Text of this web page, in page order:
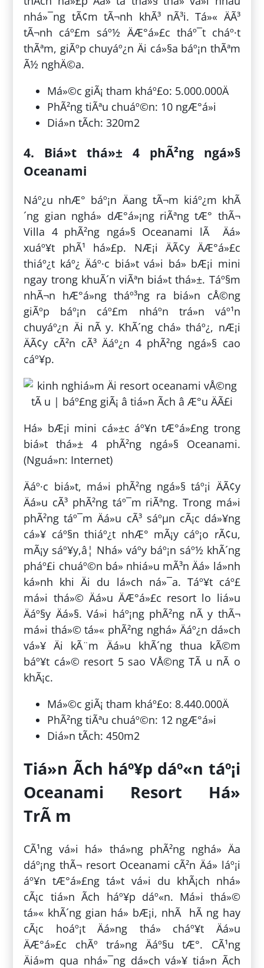
nhá»¯ng tÃ¢m tÃ¬nh khÃ³ nÃ³i. Tá»« ÄÃ³
tÃ¬nh cáº£m sáº½ ÄÆ°á»£c tháº¯t cháº·t
thÃªm, giÃºp chuyáº¿n Äi cá»§a báº¡n thÃªm
Ã½ nghÄ©a.
Má»©c giÃ¡ tham kháº£o: 5.000.000Ä
PhÃ²ng tiÃªu chuáº©n: 10 ngÆ°á»i
Diá»n tÃ­ch: 320m2
4. Biá»t thá»± 4 phÃ²ng ngá»§
Oceanami
Náº¿u nhÆ° báº¡n Äang tÃ¬m kiáº¿m khÃ
´ng gian nghá» dÆ°á»¡ng riÃªng tÆ° thÃ¬
Villa 4 phÃ²ng ngá»§ Oceanami lÃ Äá»
xuáº¥t phÃ¹ há»£p. NÆ¡i ÄÃ¢y ÄÆ°á»£c
thiáº¿t káº¿ Äáº·c biá»t vá»i bá» bÆ¡i mini
ngay trong khuÃ´n viÃªn biá»t thá»±. Táº§m
nhÃ¬n hÆ°á»ng tháº³ng ra biá»n cÅ©ng
giÃºp báº¡n cáº£m nháº­n trá»n váº¹n
chuyáº¿n Äi nÃ y. KhÃ´ng chá» tháº¿, nÆ¡i
ÄÃ¢y cÃ²n cÃ³ Äáº¿n 4 phÃ²ng ngá»§ cao
cáº¥p.
Há» bÆ¡i mini cá»±c áº¥n tÆ°á»£ng trong
biá»t thá»± 4 phÃ²ng ngá»§ Oceanami.
(Nguá»n: Internet)
Äáº·c biá»t, má»i phÃ²ng ngá»§ táº¡i ÄÃ¢y
Äá»u cÃ³ phÃ²ng táº¯m riÃªng. Trong má»i
phÃ²ng táº¯m Äá»u cÃ³ sáºµn cÃ¡c dá»¥ng
cá»¥ cáº§n thiáº¿t nhÆ° mÃ¡y cáº¡o rÃ¢u,
mÃ¡y sáº¥y,â¦ Nhá» váº­y báº¡n sáº½ khÃ´ng
pháº£i chuáº©n bá» nhiá»u mÃ³n Äá» lá»nh
ká»nh khi Äi du lá»ch ná»¯a. Táº¥t cáº£
má»i thá»© Äá»u ÄÆ°á»£c resort lo liá»u
Äáº§y Äá»§. Vá»i háº¡ng phÃ²ng nÃ y thÃ¬
má»i thá»© tá»« phÃ²ng nghá» Äáº¿n dá»ch
vá»¥ Äi kÃ¨m Äá»u khÃ´ng thua kÃ©m
báº¥t cá»© resort 5 sao VÅ©ng TÃ u nÃ o
khÃ¡c.
Má»©c giÃ¡ tham kháº£o: 8.440.000Ä
PhÃ²ng tiÃªu chuáº©n: 12 ngÆ°á»i
Diá»n tÃ­ch: 450m2
Tiá»n Ã­ch háº¥p dáº«n táº¡i
Oceanami Resort Há»
TrÃ m
CÃ¹ng vá»i há» thá»ng phÃ²ng nghá» Äa
dáº¡ng thÃ¬ resort Oceanami cÃ²n Äá» láº¡i
áº¥n tÆ°á»£ng tá»t vá»i du khÃ¡ch nhá»
cÃ¡c tiá»n Ã­ch háº¥p dáº«n. Má»i thá»©
tá»« khÃ´ng gian há» bÆ¡i, nhÃ hÃ ng hay
cÃ¡c hoáº¡t Äá»ng thá» cháº¥t Äá»u
ÄÆ°á»£c chÃº trá»ng Äáº§u tÆ°. CÃ¹ng
Äiá»m qua nhá»¯ng dá»ch vá»¥ tiá»n Ã­ch